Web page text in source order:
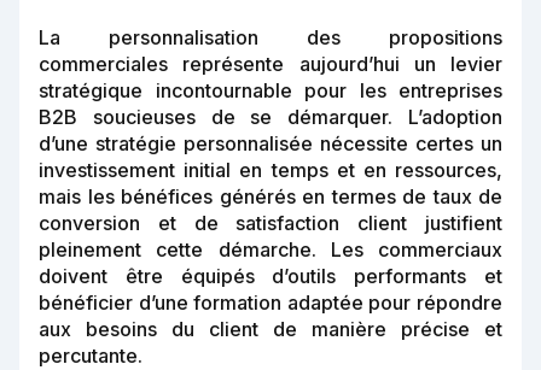
La personnalisation des propositions
commerciales représente aujourd’hui un levier
stratégique incontournable pour les entreprises
B2B soucieuses de se démarquer. L’adoption
d’une stratégie personnalisée nécessite certes un
investissement initial en temps et en ressources,
mais les bénéfices générés en termes de taux de
conversion et de satisfaction client justifient
pleinement cette démarche. Les commerciaux
doivent être équipés d’outils performants et
bénéficier d’une formation adaptée pour répondre
aux besoins du client de manière précise et
percutante.